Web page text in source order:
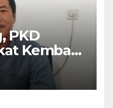
PKD
Kembali